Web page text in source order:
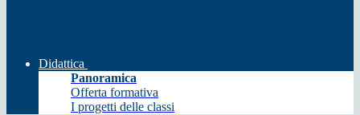
Didattica
Panoramica
Offerta formativa
I progetti delle classi